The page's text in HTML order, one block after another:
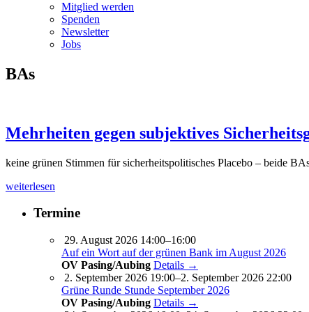
Mitglied werden
Spenden
Newsletter
Jobs
BAs
Mehrheiten gegen subjektives
keine grünen Stimmen für sicherheitspolitisches Placebo – beide
weiterlesen
Termine
29. August 2026 14:00–16:00
Auf ein Wort auf der grünen Bank im August 2026
OV Pasing/Aubing Details →
2. September 2026 19:00–2. September 2026 22:00
Grüne Runde Stunde September 2026
OV Pasing/Aubing Details →